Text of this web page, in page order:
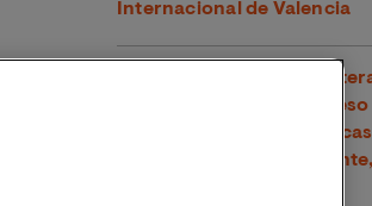
Internacional de Valencia
La Cátedra Planeta de
Sociedad impulsa el acceso
conocimiento con 30
de Verano "Medio